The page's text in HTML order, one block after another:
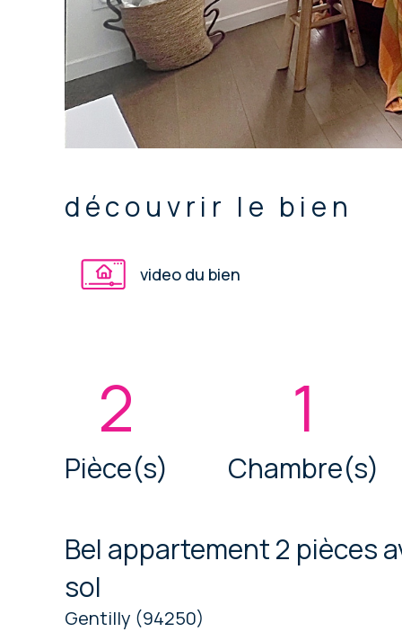
découvrir le bien
video du bien
2
Pièce(s)
1
Chambre(s)
Bel appartement 2 pièces
sol
Gentilly (94250)